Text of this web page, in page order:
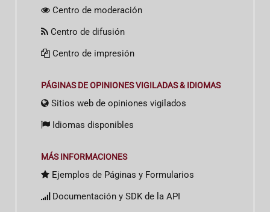
Centro de moderación
Centro de difusión
Centro de impresión
PÁGINAS DE OPINIONES VIGILADAS & IDIOMAS
Sitios web de opiniones vigilados
Idiomas disponibles
MÁS INFORMACIONES
Ejemplos de Páginas y Formularios
Documentación y SDK de la API